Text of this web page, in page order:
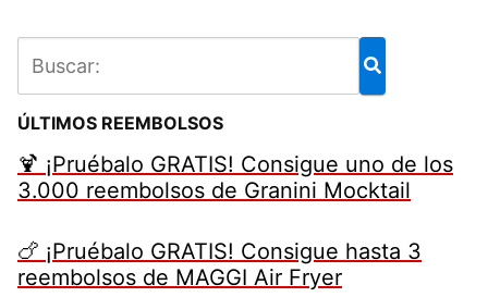
ÚLTIMOS REEMBOLSOS
🍹 ¡Pruébalo GRATIS! Consigue uno de los
3.000 reembolsos de Granini Mocktail
🍗 ¡Pruébalo GRATIS! Consigue hasta 3
reembolsos de MAGGI Air Fryer